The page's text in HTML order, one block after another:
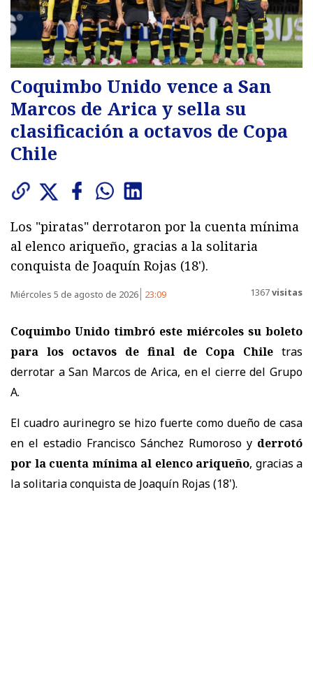
Coquimbo Unido vence a San
Marcos de Arica y sella su
clasificación a octavos de Copa
Chile
Los "piratas" derrotaron por la cuenta mínima
al elenco ariqueño, gracias a la solitaria
conquista de Joaquín Rojas (18').
Miércoles 5 de agosto de 2026 23:09 1367visitas
Coquimbo Unido timbró este miércoles su boleto
para los octavos de final de Copa Chile tras
derrotar a San Marcos de Arica, en el cierre del Grupo
A.
El cuadro aurinegro se hizo fuerte como dueño de casa
en el estadio Francisco Sánchez Rumoroso y derrotó
por la cuenta mínima al elenco ariqueño, gracias a
la solitaria conquista de Joaquín Rojas (18').